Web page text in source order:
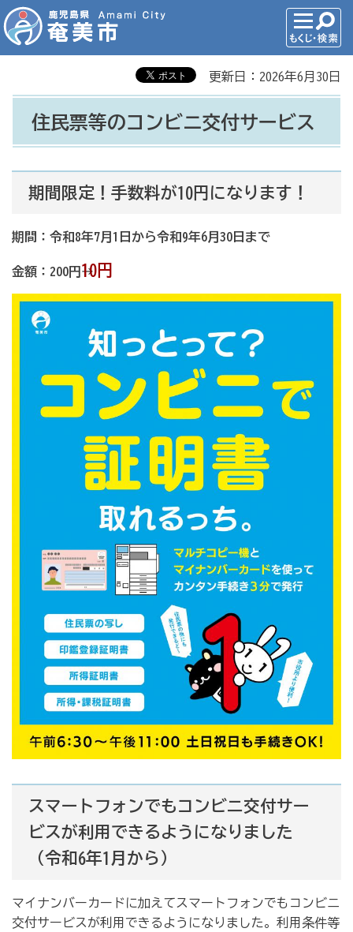
更新日：2026年6月30日
住民票等のコンビニ交付サービス
期間限定！手数料が10円になります！
期間：令和8年7月1日から令和9年6月30日まで
金額：200円→ 10円
スマートフォンでもコンビニ交付サー
ビスが利用できるようになりました
（令和6年1月から）
マイナンバーカードに加えてスマートフォンでもコンビニ
交付サービスが利用できるようになりました。利用条件等